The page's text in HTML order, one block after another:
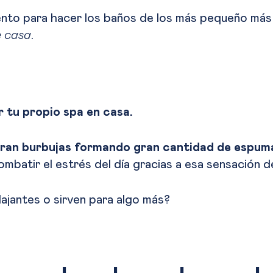
para hacer los baños de los más pequeño
casa.
tu propio spa en casa.
burbujas formando gran cantidad de
el estrés del día gracias a esa sensación
o sirven para algo más?